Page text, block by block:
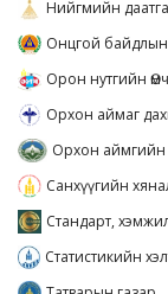
Нийгмийн
Онцгой байдлын
Орон нутгийн
Орхон аймаг
Орхон аймгийн
Санхүүгийн
Стандарт,
Статистикийн